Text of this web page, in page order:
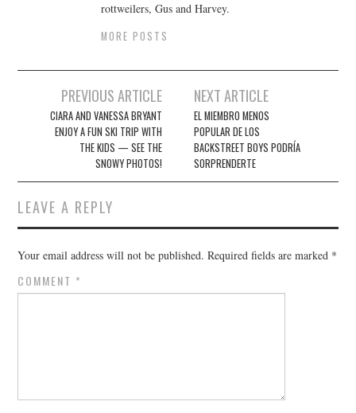
rottweilers, Gus and Harvey.
MORE POSTS
navigation
PREVIOUS ARTICLE
CIARA AND VANESSA BRYANT
ENJOY A FUN SKI TRIP WITH
THE KIDS — SEE THE
SNOWY PHOTOS!
NEXT ARTICLE
EL MIEMBRO MENOS
POPULAR DE LOS
BACKSTREET BOYS PODRÍA
SORPRENDERTE
LEAVE A REPLY
Your email address will not be published. Required fields are marked *
COMMENT *